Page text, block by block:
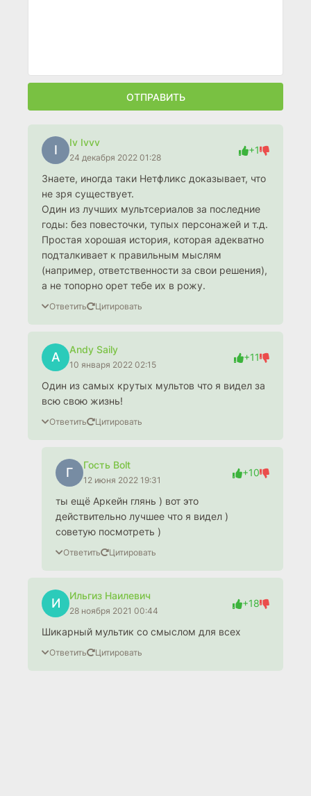
ОТПРАВИТЬ
I
Iv Ivvv
24 декабря 2022 01:28
+1
Знаете, иногда таки Нетфликс доказывает, что
не зря существует.
Один из лучших мультсериалов за последние
годы: без повесточки, тупых персонажей и т.д.
Простая хорошая история, которая адекватно
подталкивает к правильным мыслям
(например, ответственности за свои решения),
а не топорно орет тебе их в рожу.
Ответить Цитировать
A
Andy Saily
10 января 2022 02:15
+11
Один из самых крутых мультов что я видел за
всю свою жизнь!
Ответить Цитировать
Г
Гость Bolt
12 июня 2022 19:31
+10
ты ещё Аркейн глянь ) вот это
действительно лучшее что я видел )
советую посмотреть )
Ответить Цитировать
И
Ильгиз Наилевич
28 ноября 2021 00:44
+18
Шикарный мультик со смыслом для всех
Ответить Цитировать